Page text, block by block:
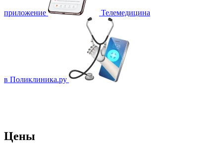
приложение Телемедицина
в Поликлиника.ру
Цены